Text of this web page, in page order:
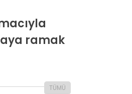
ramak
TÜMÜ